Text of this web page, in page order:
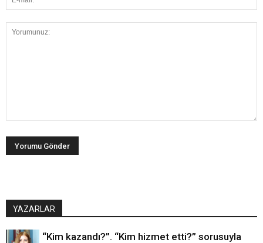
YAZARLAR
“Kim kazandı?”. “Kim hizmet etti?” sorusuyla